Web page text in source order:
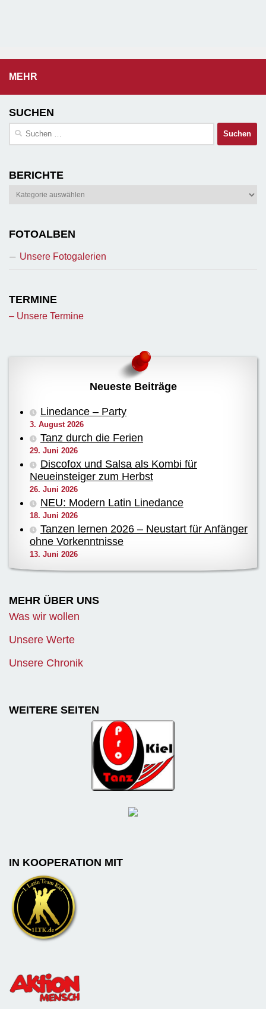
MEHR
SUCHEN
Suchen
BERICHTE
Berichte
FOTOALBEN
Unsere Fotogalerien
TERMINE
– Unsere Termine
Neueste Beiträge
Linedance – Party
3. August 2026
Tanz durch die Ferien
29. Juni 2026
Discofox und Salsa als Kombi für
Neueinsteiger zum Herbst
26. Juni 2026
NEU: Modern Latin Linedance
18. Juni 2026
Tanzen lernen 2026 – Neustart für Anfänger
ohne Vorkenntnisse
13. Juni 2026
MEHR ÜBER UNS
Was wir wollen
Unsere Werte
Unsere Chronik
WEITERE SEITEN
IN KOOPERATION MIT